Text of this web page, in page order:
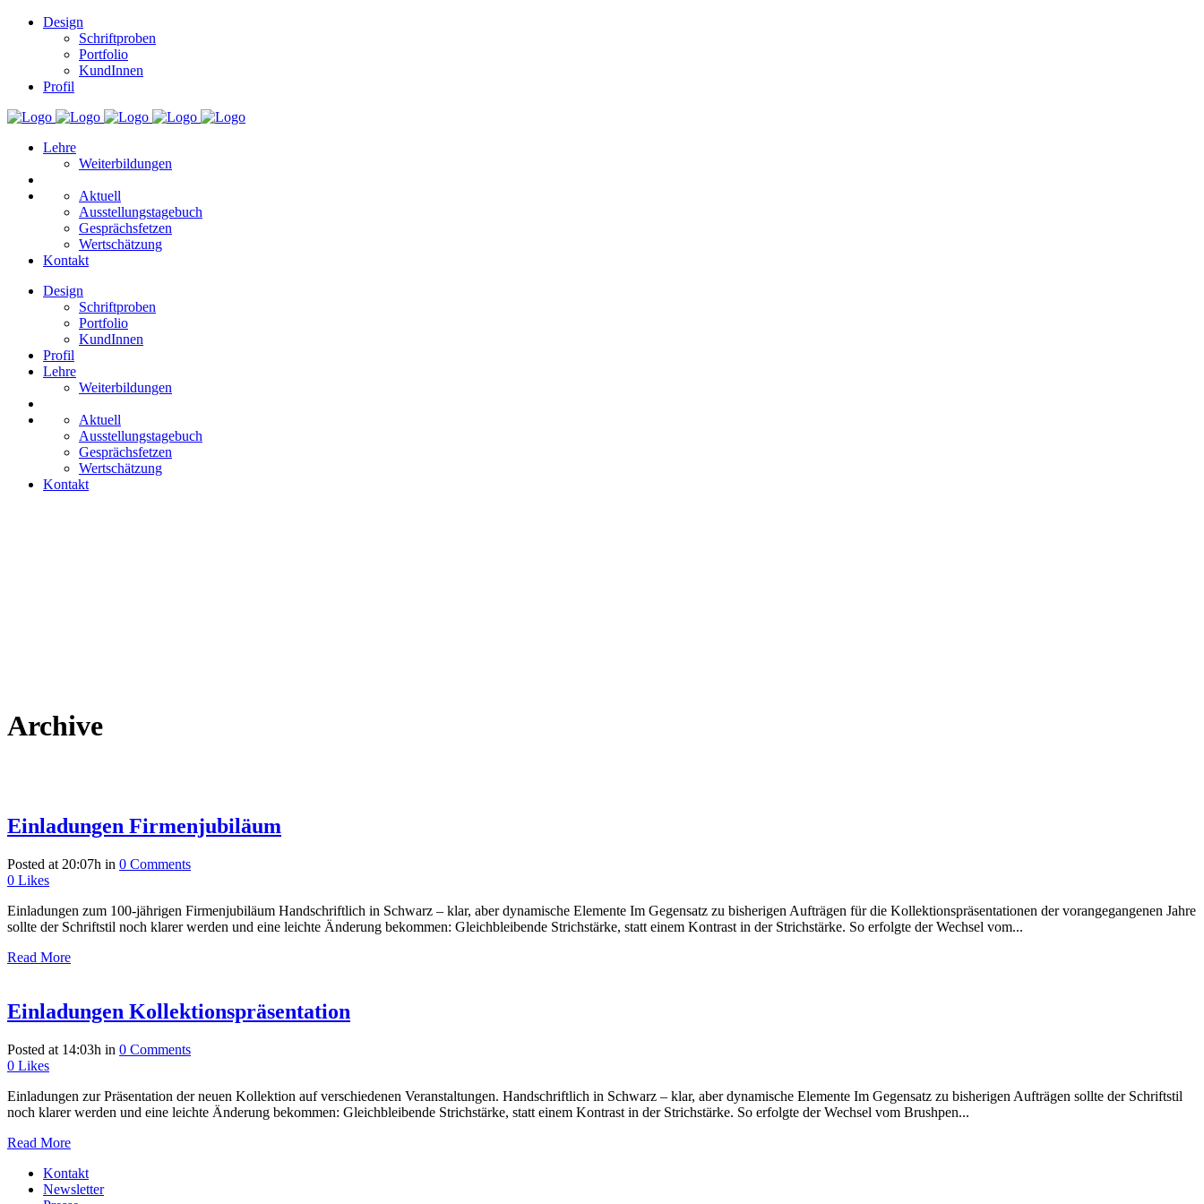
Design
Schriftproben
Portfolio
KundInnen
Profil
Lehre
Weiterbildungen
Aktuell
Ausstellungstagebuch
Gesprächsfetzen
Wertschätzung
Kontakt
Design
Schriftproben
Portfolio
KundInnen
Profil
Lehre
Weiterbildungen
Aktuell
Ausstellungstagebuch
Gesprächsfetzen
Wertschätzung
Kontakt
Archive
Einladungen Firmenjubiläum
Posted at 20:07h in 0 Comments
0 Likes
Einladungen zum 100-jährigen Firmenjubiläum Handschriftlich in Schwarz – klar, aber dynamische Elemente Im Gegensatz zu bisherigen Aufträgen für die Kollektionspräsentationen der vorangegangenen Jahre
sollte der Schriftstil noch klarer werden und eine leichte Änderung bekommen: Gleichbleibende Strichstärke, statt einem Kontrast in der Strichstärke. So erfolgte der Wechsel vom...
Read More
Einladungen Kollektionspräsentation
Posted at 14:03h in 0 Comments
0 Likes
Einladungen zur Präsentation der neuen Kollektion auf verschiedenen Veranstaltungen. Handschriftlich in Schwarz – klar, aber dynamische Elemente Im Gegensatz zu bisherigen Aufträgen sollte der Schriftstil
noch klarer werden und eine leichte Änderung bekommen: Gleichbleibende Strichstärke, statt einem Kontrast in der Strichstärke. So erfolgte der Wechsel vom Brushpen...
Read More
Kontakt
Newsletter